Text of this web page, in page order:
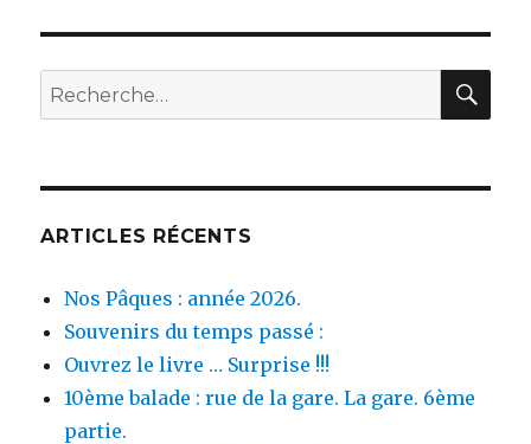
Recherche
pour :
ARTICLES RÉCENTS
Nos Pâques : année 2026.
Souvenirs du temps passé :
Ouvrez le livre … Surprise !!!
10ème balade : rue de la gare. La gare. 6ème
partie.